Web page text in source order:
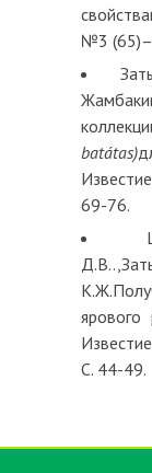
№3
batátas)
69-76.
С. 44-49.